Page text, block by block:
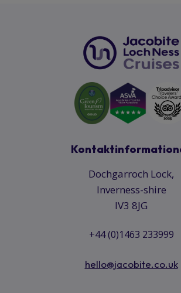
Dochgarroch Lock,
Inverness-shire
IV3 8JG
+44 (0)1463 233999
hello@jacobite.co.uk